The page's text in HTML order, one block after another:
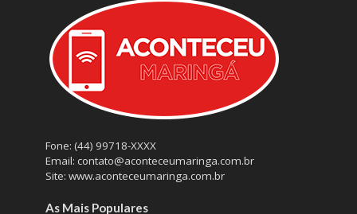
Fone: (44) 99718-XXXX
Email: contato@aconteceumaringa.com.br
Site: www.aconteceumaringa.com.br
As Mais Populares